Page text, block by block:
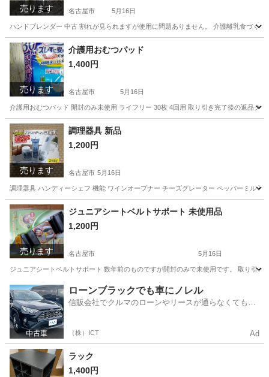
売ります 名古屋市 5月16日
ハンドブレンダー 中古 割れが見られますが使用に問題ありません。 介護離乳食づく
愛知 名古屋市 家電 ブレンダー
売ります
介護用おむつパッド
1,400円
名古屋市 5月16日
介護用おむつパッド 開封のみ未使用 ライフリー 30枚 4回用 取り引き完了後の返品ク
愛知 名古屋市 その他 おむつ
売ります
調理器具 新品
1,200円
名古屋市 5月16日
調理器具 ハンディーシェフ 機能 ワインオープナー チーズグレーター ペッパーミル
愛知 名古屋市 ペッパーミル
売ります
ジュニアシートベルトサポート 未使用品
1,200円
名古屋市 5月16日
ジュニアシートベルトサポート 数年前のものですが開封のみで未使用です。 取り引
愛知 名古屋市 子供用品
ローンブラックでも車にノレル
信販会社でクルマのローンやリースが通らなくてもク
（株）ICT Ad
ラック
1,400円